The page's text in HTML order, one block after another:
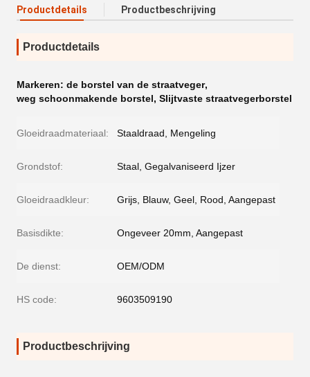
Productdetails Productbeschrijving
Productdetails
Markeren: de borstel van de straatveger,
weg schoonmakende borstel, Slijtvaste straatvegerborstel
Gloeidraadmateriaal: Staaldraad, Mengeling
Grondstof: Staal, Gegalvaniseerd Ijzer
Gloeidraadkleur: Grijs, Blauw, Geel, Rood, Aangepast
Basisdikte: Ongeveer 20mm, Aangepast
De dienst: OEM/ODM
HS code: 9603509190
Productbeschrijving